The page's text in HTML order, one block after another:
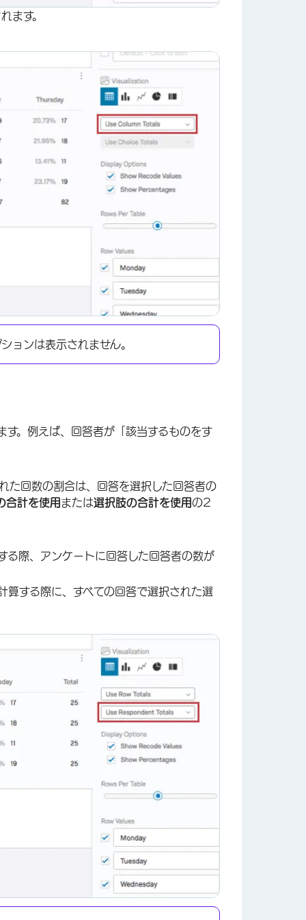
×
ます。
×
ョンは表示されません。
す。例えば、回答者が「該当するものをす
た回数の割合は、回答を選択した回答者の
合計を使用または選択肢の合計を使用の2
る際、アンケートに回答した回答者の数が
算する際に、すべての回答で選択された選